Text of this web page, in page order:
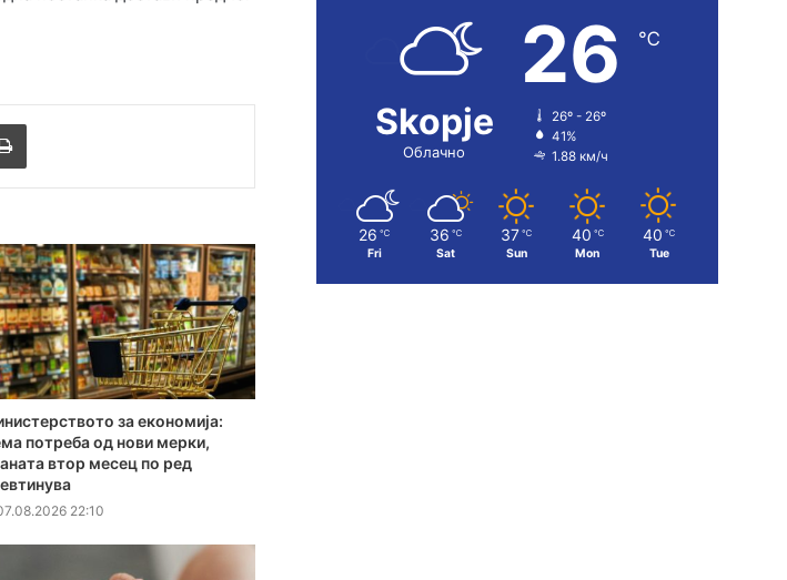
маил Испринтај
за економија:
потреба од нови мерки,
втор месец по ред
22:10
Skopje
Облачно
26 ℃
26º - 26º
41%
1.88 км/ч
26 ℃
Fri
36 ℃
Sat
37 ℃
Sun
40 ℃
Mon
40 ℃
Tue